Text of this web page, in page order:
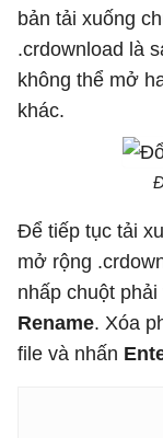
bản tải xuống
.crdownload là
không thể mở
khác.
Để tiếp tục tải
mở rộng
nhấp chuột
Rename. Xóa
file và nhấn